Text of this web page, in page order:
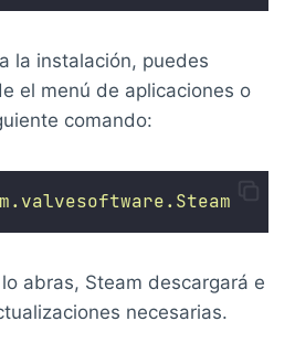
la instalación, puedes
el menú de aplicaciones o
comando:
abras, Steam descargará e
necesarias.